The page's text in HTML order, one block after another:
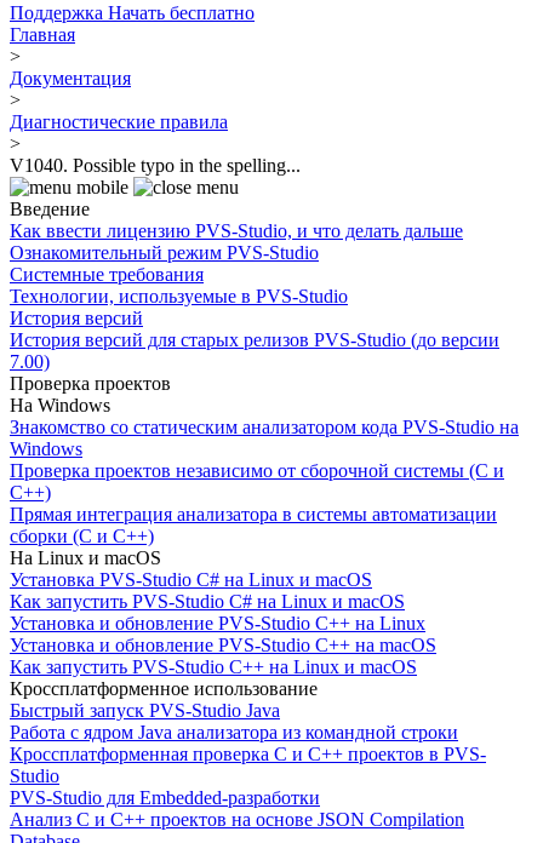
Поддержка Начать бесплатно
Главная
>
Документация
>
Диагностические правила
>
V1040. Possible typo in the spelling...
Введение
Как ввести лицензию PVS-Studio, и что делать дальше
Ознакомительный режим PVS-Studio
Системные требования
Технологии, используемые в PVS-Studio
История версий
История версий для старых релизов PVS-Studio (до версии
7.00)
Проверка проектов
На Windows
Знакомство со статическим анализатором кода PVS-Studio на
Windows
Проверка проектов независимо от сборочной системы (C и
C++)
Прямая интеграция анализатора в системы автоматизации
сборки (C и C++)
На Linux и macOS
Установка PVS-Studio C# на Linux и macOS
Как запустить PVS-Studio C# на Linux и macOS
Установка и обновление PVS-Studio C++ на Linux
Установка и обновление PVS-Studio C++ на macOS
Как запустить PVS-Studio C++ на Linux и macOS
Кроссплатформенное использование
Быстрый запуск PVS-Studio Java
Работа с ядром Java анализатора из командной строки
Кроссплатформенная проверка C и C++ проектов в PVS-
Studio
PVS-Studio для Embedded-разработки
Анализ C и C++ проектов на основе JSON Compilation